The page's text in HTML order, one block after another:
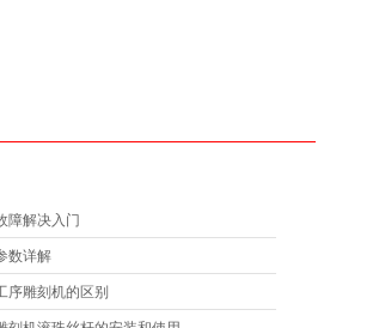
障解决入门
数详解
序雕刻机的区别